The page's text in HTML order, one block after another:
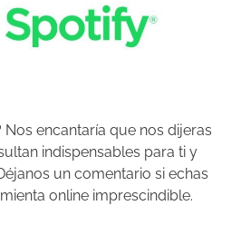
Nos encantaría que nos dijeras
indispensables para ti y
un comentario si echas
online imprescindible.